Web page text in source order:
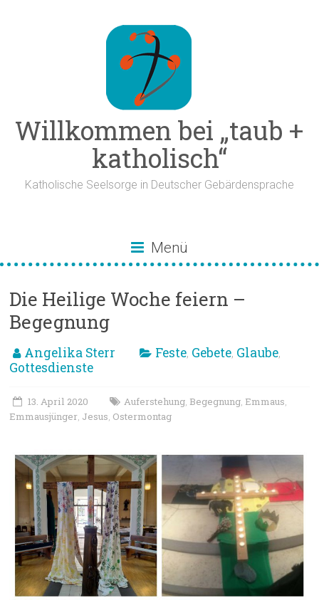
Willkommen bei „taub +
katholisch“
Katholische Seelsorge in Deutscher Gebärdensprache
Menü
Die Heilige Woche feiern –
Begegnung
Angelika Sterr Feste, Gebete, Glaube,
Gottesdienste
13. April 2020 Auferstehung, Begegnung, Emmaus,
Emmausjünger, Jesus, Ostermontag